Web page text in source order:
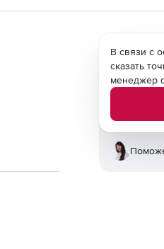
В связи с
сказать
менеджер